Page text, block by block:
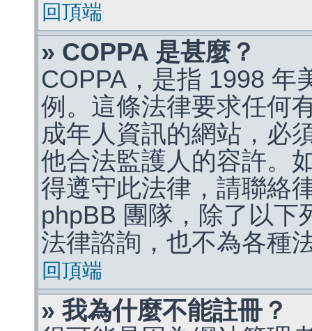
回頂端
» COPPA 是甚麼？
COPPA，是指 1998 年
例。這條法律要求任何
成年人資訊的網站，必
他合法監護人的容許。
得遵守此法律，請聯絡
phpBB 團隊，除了以下
法律諮詢，也不為各種
回頂端
» 我為什麼不能註冊？